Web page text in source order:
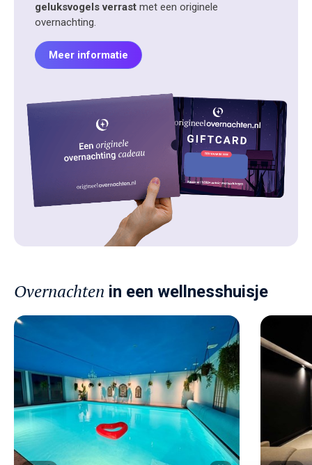
geluksvogels verrast met een originele
overnachting.
Meer informatie
Overnachten in een wellnesshuisje